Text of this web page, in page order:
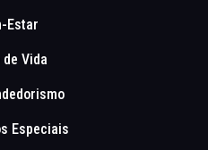
Estar
Vida
Especiais